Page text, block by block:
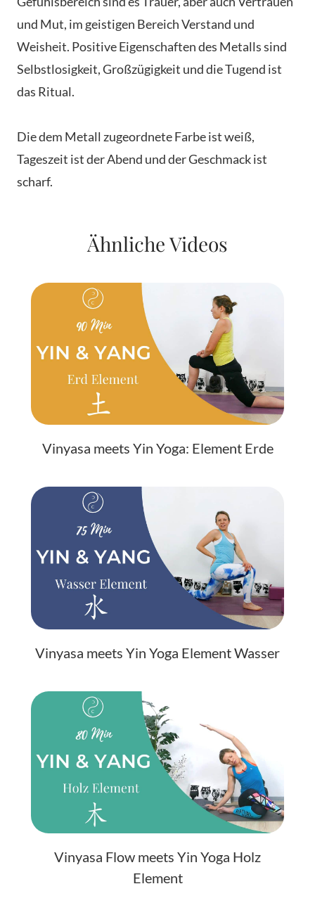
und Mut, im geistigen Bereich Verstand und
Weisheit. Positive Eigenschaften des Metalls sind
Selbstlosigkeit, Großzügigkeit und die Tugend ist
das Ritual.
Die dem Metall zugeordnete Farbe ist weiß,
Tageszeit ist der Abend und der Geschmack ist
scharf.
Ähnliche Videos
Vinyasa meets Yin Yoga: Element Erde
Vinyasa meets Yin Yoga Element Wasser
Vinyasa Flow meets Yin Yoga Holz
Element